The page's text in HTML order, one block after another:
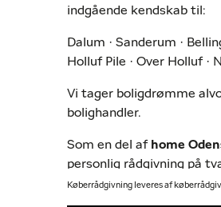
indgående kendskab til:
Dalum · Sanderum ·
Holluf Pile · Over Holluf ·
Vi tager boligdrømme
bolighandler.
Som en del af home
personlig rådgivning på
Køberrådgivning leveres af